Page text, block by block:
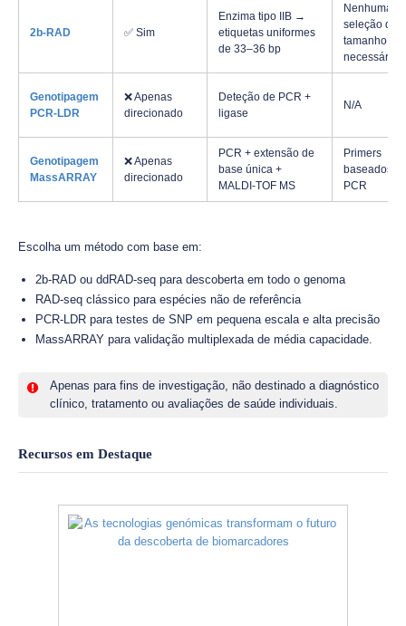
2b-RAD ✅ Sim
Enzima tipo IIB →
etiquetas uniformes
de 33–36 bp
Nenhuma
seleção de
tamanho
necessária.
Genotipagem
PCR-LDR
❌ Apenas
direcionado
Deteção de PCR +
ligase
N/A
Genotipagem
MassARRAY
❌ Apenas
direcionado
PCR + extensão de
base única +
MALDI-TOF MS
Primers
baseados
PCR
Escolha um método com base em:
2b-RAD ou ddRAD-seq para descoberta em todo o genoma
RAD-seq clássico para espécies não de referência
PCR-LDR para testes de SNP em pequena escala e alta precisão
MassARRAY para validação multiplexada de média capacidade.
Apenas para fins de investigação, não destinado a diagnóstico
clínico, tratamento ou avaliações de saúde individuais.
Recursos em Destaque